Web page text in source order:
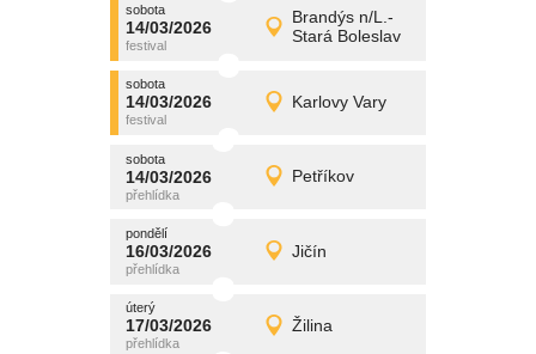
sobota
14/03/2026
Brandýs n/L.-
Stará Boleslav
sobota
14/03/2026 Detail
promítání
sobota
14/03/2026 Karlovy Vary
sobota
14/03/2026 Detail
promítání
sobota
14/03/2026 Petříkov
sobota
14/03/2026 Detail
promítání
pondělí
16/03/2026 Jičín
pondělí
16/03/2026 Detail
promítání
úterý
17/03/2026 Žilina
úterý
17/03/2026 Detail
promítání